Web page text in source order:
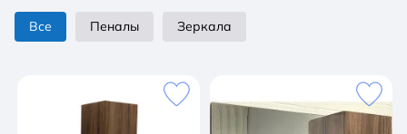
перелив. В комплекте поставки: Тумба. Раковина
Quadro 90. Комплект креплений.
Все Пеналы Зеркала